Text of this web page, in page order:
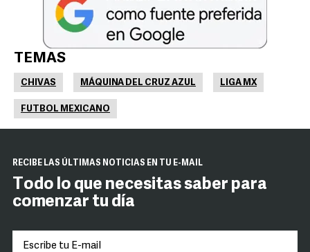
TEMAS
CHIVAS MÁQUINA DEL CRUZ AZUL LIGA MX
FUTBOL MEXICANO
RECIBE LAS ÚLTIMAS NOTICIAS EN TU E-MAIL
Todo lo que necesitas saber para
comenzar tu día